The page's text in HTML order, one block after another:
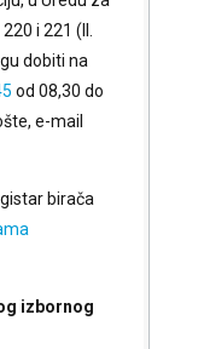
i 221 (II.
dobiti na
od 08,30 do
e-mail
birača
izbornog